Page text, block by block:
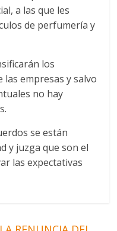
a las que les
de perfumería y
los
las empresas y salvo
no hay
se están
y juzga que son el
las expectativas